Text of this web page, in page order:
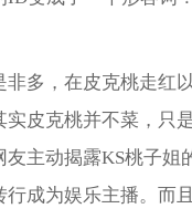
非多，在皮克桃走红
实皮克桃并不菜，只
友主动揭露KS桃子
行成为娱乐主播。而